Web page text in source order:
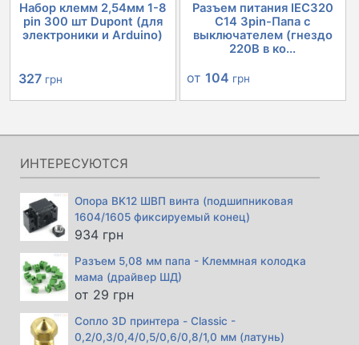
Набор клемм 2,54мм 1-8
pin 300 шт Dupont (для
электроники и Arduino)
Первоначальная
цена
составляла
366 грн.
327 грн
цена:
327 грн.
Разъем питания IEC320
C14 3pin-Папа с
выключателем (гнездо
220В в ко...
от 104 грн
ИНТЕРЕСУЮТСЯ
Опора BK12 ШВП винта (подшипниковая
1604/1605 фиксируемый конец)
934 грн
Разъем 5,08 мм папа - Клеммная колодка
мама (драйвер ШД)
от 29 грн
Сопло 3D принтера - Classic -
0,2/0,3/0,4/0,5/0,6/0,8/1,0 мм (латунь)